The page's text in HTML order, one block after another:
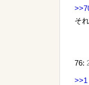
そ
76:
>>1